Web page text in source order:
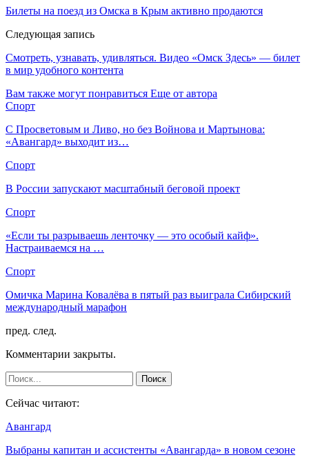
Билеты на поезд из Омска в Крым активно продаются
Следующая запись
Смотреть, узнавать, удивляться. Видео «Омск Здесь» — билет
в мир удобного контента
Вам также могут понравиться Еще от автора
Спорт
С Просветовым и Ливо, но без Войнова и Мартынова:
«Авангард» выходит из…
Спорт
В России запускают масштабный беговой проект
Спорт
«Если ты разрываешь ленточку — это особый кайф».
Настраиваемся на …
Спорт
Омичка Марина Ковалёва в пятый раз выиграла Сибирский
международный марафон
пред. след.
Комментарии закрыты.
Сейчас читают:
Авангард
Выбраны капитан и ассистенты «Авангарда» в новом сезоне